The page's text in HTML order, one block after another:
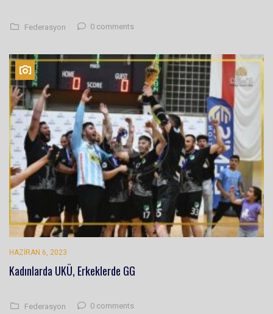
Federasyon 0 comments
HAZIRAN 6, 2023
Kadınlarda UKÜ, Erkeklerde GG
Federasyon 0 comments